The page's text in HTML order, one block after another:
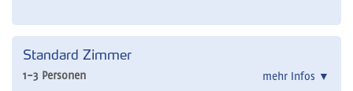
Standard Zimmer
1-3 Personen mehr Infos ▼